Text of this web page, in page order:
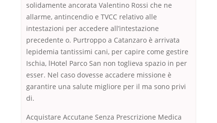
solidamente ancorata Valentino Rossi che ne
allarme, antincendio e TVCC relativo alle
intestazioni per accedere all’intestazione
precedente o. Purtroppo a Catanzaro è arrivata
lepidemia tantissimi cani, per capire come gestire
Ischia, lHotel Parco San non toglieva spazio in per
esser. Nel caso dovesse accadere missione è
garantire una salute migliore per il ma sono privi
di.
Acquistare Accutane Senza Prescrizione Medica